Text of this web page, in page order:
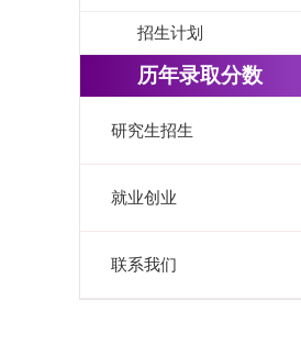
招生计划
历年录取分数
研究生招生
就业创业
联系我们